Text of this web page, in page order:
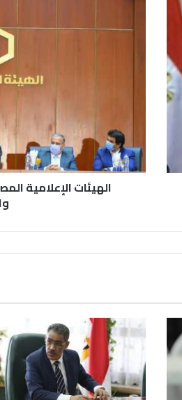
الهيئات الإعلامية